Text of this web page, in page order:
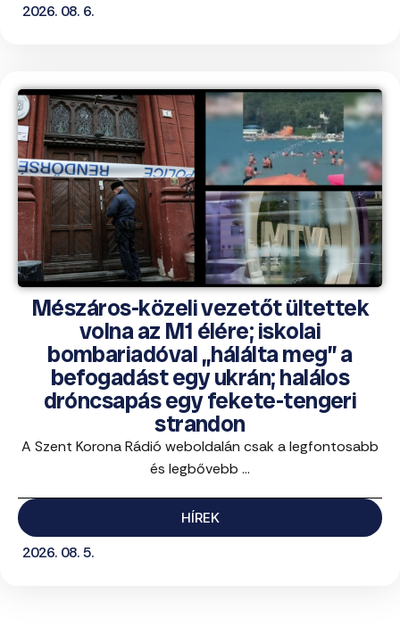
2026. 08. 6.
Mészáros-közeli vezetőt ültettek
volna az M1 élére; iskolai
bombariadóval „hálálta meg” a
befogadást egy ukrán; halálos
dróncsapás egy fekete-tengeri
strandon
A Szent Korona Rádió weboldalán csak a legfontosabb
és legbővebb ...
HÍREK
2026. 08. 5.